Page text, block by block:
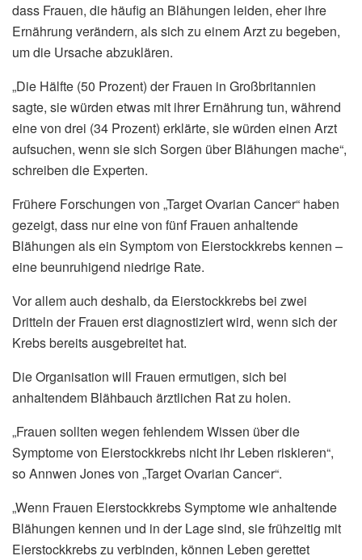
dass Frauen, die häufig an Blähungen leiden, eher ihre
Ernährung verändern, als sich zu einem Arzt zu begeben,
um die Ursache abzuklären.
„Die Hälfte (50 Prozent) der Frauen in Großbritannien
sagte, sie würden etwas mit ihrer Ernährung tun, während
eine von drei (34 Prozent) erklärte, sie würden einen Arzt
aufsuchen, wenn sie sich Sorgen über Blähungen mache“,
schreiben die Experten.
Frühere Forschungen von „Target Ovarian Cancer“ haben
gezeigt, dass nur eine von fünf Frauen anhaltende
Blähungen als ein Symptom von Eierstockkrebs kennen –
eine beunruhigend niedrige Rate.
Vor allem auch deshalb, da Eierstockkrebs bei zwei
Dritteln der Frauen erst diagnostiziert wird, wenn sich der
Krebs bereits ausgebreitet hat.
Die Organisation will Frauen ermutigen, sich bei
anhaltendem Blähbauch ärztlichen Rat zu holen.
„Frauen sollten wegen fehlendem Wissen über die
Symptome von Eierstockkrebs nicht ihr Leben riskieren“,
so Annwen Jones von „Target Ovarian Cancer“.
„Wenn Frauen Eierstockkrebs Symptome wie anhaltende
Blähungen kennen und in der Lage sind, sie frühzeitig mit
Eierstockkrebs zu verbinden, können Leben gerettet